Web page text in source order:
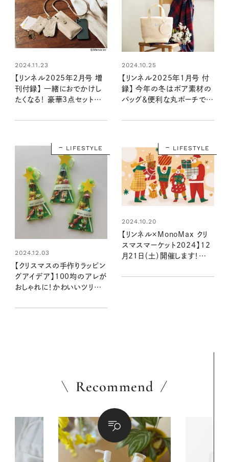
2024.11.23
【リンネル2025年2月号 増
刊付録】 一緒におでかけし
たくなる！ 豪華3点セットの
（12/19発売リンネル2025
2024.10.25
【リンネル2025年1月号 付
録】 今年の冬はボア素材の
バッグ＆便利な丸ポーチでお
ネル2025年1月号）
LIFESTYLE
2024.12.03
【クリスマスの手作りラッピン
グアイデア】100均のアレが
おしゃれに！かわいいツリー
さんのかわいいもの探し
LIFESTYLE
2024.10.20
【リンネル×MonoMax クリ
スマスマーケット2024】12
月21日（土）開催します！
Recommend